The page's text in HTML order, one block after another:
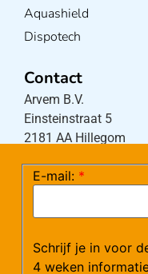
Aquashield
Dispotech
Contact
Arvem B.V.
Einsteinstraat 5
2181 AA Hillegom
(maandag –
Mail:
E-mail: *
Schrijf je in voor
4 weken